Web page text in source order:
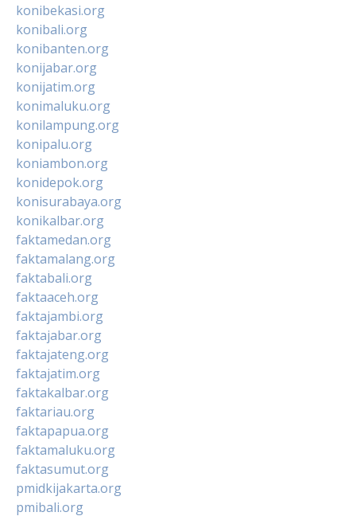
konibekasi.org
konibali.org
konibanten.org
konijabar.org
konijatim.org
konimaluku.org
konilampung.org
konipalu.org
koniambon.org
konidepok.org
konisurabaya.org
konikalbar.org
faktamedan.org
faktamalang.org
faktabali.org
faktaaceh.org
faktajambi.org
faktajabar.org
faktajateng.org
faktajatim.org
faktakalbar.org
faktariau.org
faktapapua.org
faktamaluku.org
faktasumut.org
pmidkijakarta.org
pmibali.org